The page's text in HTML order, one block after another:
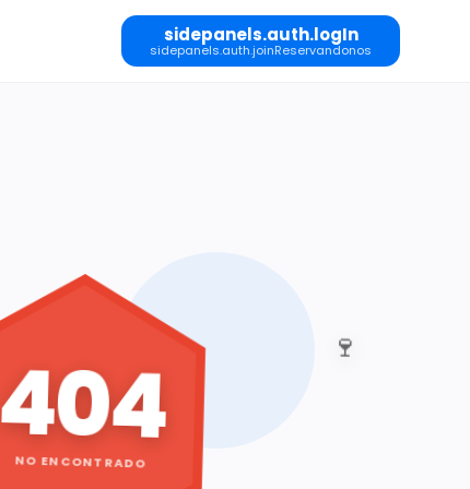
sidepanels.auth.logIn
sidepanels.auth.joinReservandonos
🍷
404
NO ENCONTRADO